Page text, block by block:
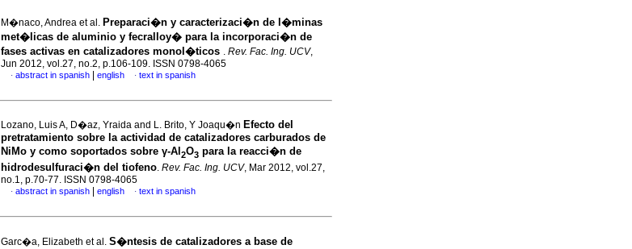
M�naco, Andrea et al. Preparaci�n y caracterizaci�n de l�minas
met�licas de aluminio y fecralloy� para la incorporaci�n de
fases activas en catalizadores monol�ticos . Rev. Fac. Ing. UCV,
Jun 2012, vol.27, no.2, p.106-109. ISSN 0798-4065
· abstract in spanish english · text in spanish
Lozano, Luis A, D�az, Yraida and L. Brito, Y Joaqu�n Efecto del
pretratamiento sobre la actividad de catalizadores carburados de
NiMo y como soportados sobre γ-Al 2O3 para la reacci�n de
hidrodesulfuraci�n del tiofeno Rev. Fac. Ing. UCV, Mar 2012, vol.27,
no.1, p.70-77. ISSN 0798-4065
· abstract in spanish | english · text in spanish
Garc�a, Elizabeth et al. S�ntesis de catalizadores a base de